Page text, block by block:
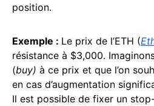
position.
Exemple : Le prix de l’ETH (
résistance à $3,000.
(buy) à ce prix et que l’on
en cas d’augmentation
Il est possible de fixer un